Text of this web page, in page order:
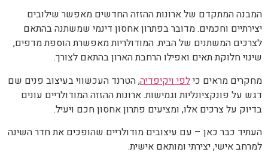
המבנה המתקדם של ארונות ההזזה החדשים מאפשר שילובים
יצירתיים וחכמים. מדובר בפתרון אחסון דינמי שמשתנה בהתאם
לצרכים המשתנים של הבית. המודולריות מאפשרת הוספת מדפים,
שינוי חלוקת תאים ואפילו הרחבת הארון בהתאם לצורך.
מחקרים מראים כילפי ויקיפדיה, הטרנד העכשווי בעיצוב פנים שם
דגש על פונקציונליות וגמישות. ארונות ההזזה המודולריים עונים
בדיוק על צרכים אלו, ומציעים פתרון אחסון חכם ויעיל.
העתיד כבר כאן – עם עיצובים מודולריים שהופכים את חדר השינה
למרחב אישי, יצירתי ומותאם אישית.